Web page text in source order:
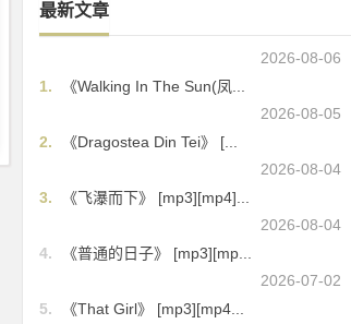
最新文章
2026-08-06
1.
《Walking In The Sun(凤...
2026-08-05
2.
《Dragostea Din Tei》 [...
2026-08-04
3.
《飞瀑而下》 [mp3][mp4]...
2026-08-04
4.
《普通的日子》 [mp3][mp...
2026-07-02
5.
《That Girl》 [mp3][mp4...